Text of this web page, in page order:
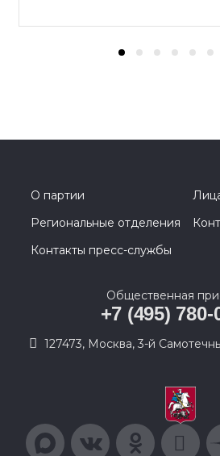
О партии
Региональные отделения
Контакты пресс-службы
Общественная
+7 (495) 780-
127473, Москва, 3-й